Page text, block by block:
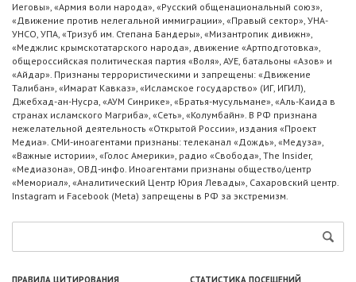
Иеговы», «Армия воли народа», «Русский общенациональный союз»,
«Движение против нелегальной иммиграции», «Правый сектор», УНА-
УНСО, УПА, «Тризуб им. Степана Бандеры», «Мизантропик дивижн»,
«Меджлис крымскотатарского народа», движение «Артподготовка»,
общероссийская политическая партия «Воля», АУЕ, батальоны «Азов» и
«Айдар». Признаны террористическими и запрещены: «Движение
Талибан», «Имарат Кавказ», «Исламское государство» (ИГ, ИГИЛ),
Джебхад-ан-Нусра, «АУМ Синрике», «Братья-мусульмане», «Аль-Каида в
странах исламского Магриба», «Сеть», «Колумбайн». В РФ признана
нежелательной деятельность «Открытой России», издания «Проект
Медиа». СМИ-иноагентами признаны: телеканал «Дождь», «Медуза»,
«Важные истории», «Голос Америки», радио «Свобода», The Insider,
«Медиазона», ОВД-инфо. Иноагентами признаны общество/центр
«Мемориал», «Аналитический Центр Юрия Левады», Сахаровский центр.
Instagram и Facebook (Metа) запрещены в РФ за экстремизм.
ПРАВИЛА ЦИТИРОВАНИЯ СТАТИСТИКА ПОСЕЩЕНИЙ